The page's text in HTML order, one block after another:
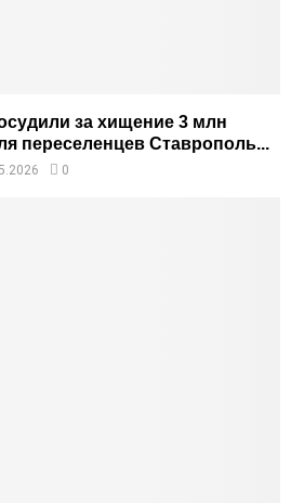
за хищение 3 млн
переселенцев Ставрополь...
0